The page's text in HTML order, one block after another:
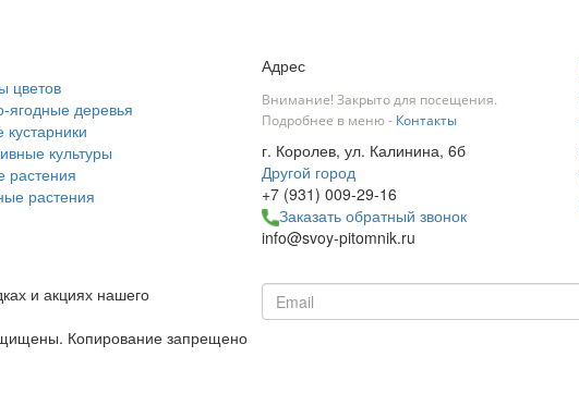
цветов
ягодные деревья
культуры
растения
растения
Адрес
Внимание! Закрыто для посещения.
Подробнее в меню - Контакты
г. Королев, ул. Калинина, 6б
Другой город
+7 (931) 009-29-16
Заказать обратный звонок
info@svoy-pitomnik.ru
и акциях нашего
Копирование запрещено